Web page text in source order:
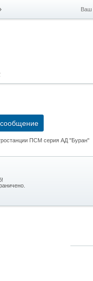
Ваш
ПСМ серия АД "Буран"
тележку гидравлическую AS
203e